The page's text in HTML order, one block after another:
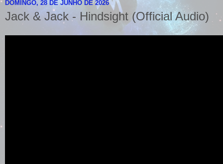
DOMINGO, 28 DE JUNHO DE 2026
Jack & Jack - Hindsight (Official Audio)